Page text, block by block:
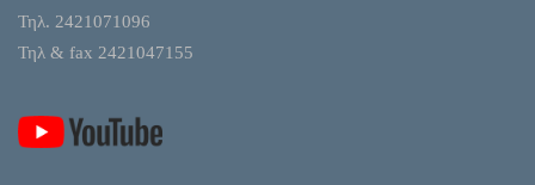
Τηλ. 2421071096
Τηλ & fax 2421047155